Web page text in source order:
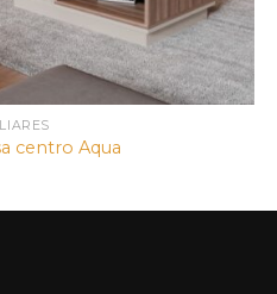
centro Aqua